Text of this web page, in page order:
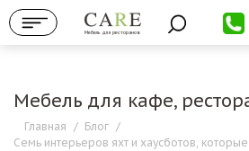
Мебель для ресторанов
Мебель для кафе,
Главная / Блог /
Семь интерьеров яхт и хаусботов,